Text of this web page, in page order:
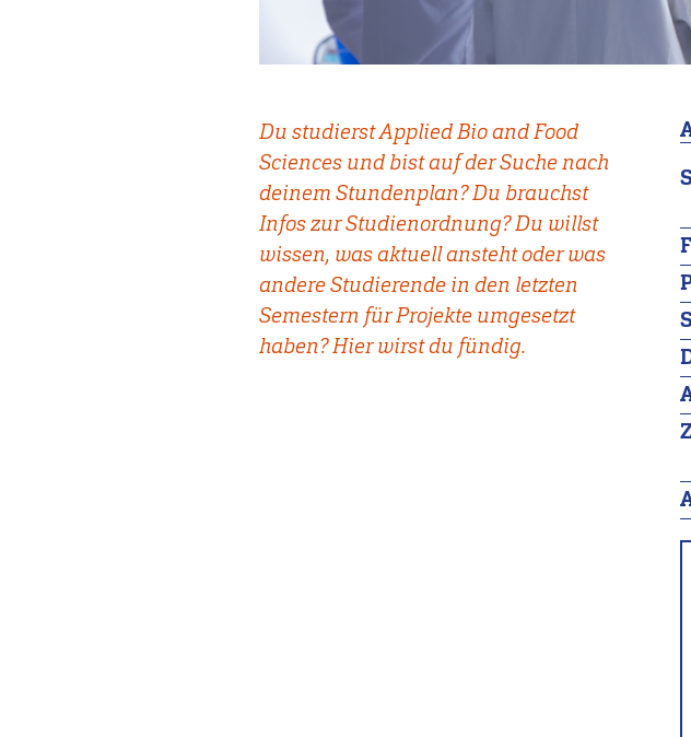
Du studierst Applied Bio and Food
Sciences und bist auf der Suche nach
deinem Stundenplan? Du brauchst
Infos zur Studienordnung? Du willst
wissen, was aktuell ansteht oder was
andere Studierende in den letzten
Semestern für Projekte umgesetzt
haben? Hier wirst du fündig.